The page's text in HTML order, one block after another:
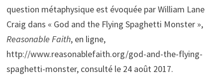
question métaphysique est évoquée par William Lane
Craig dans « God and the Flying Spaghetti Monster »,
Reasonable Faith, en ligne,
http://www.reasonablefaith.org/god-and-the-flying-
spaghetti-monster, consulté le 24 août 2017.